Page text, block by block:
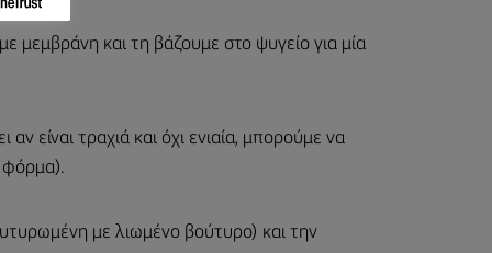
μεμβράνη και τη βάζουμε στο ψυγείο για μία
είναι τραχιά και όχι ενιαία, μπορούμε να
φόρμα).
με λιωμένο βούτυρο) και την